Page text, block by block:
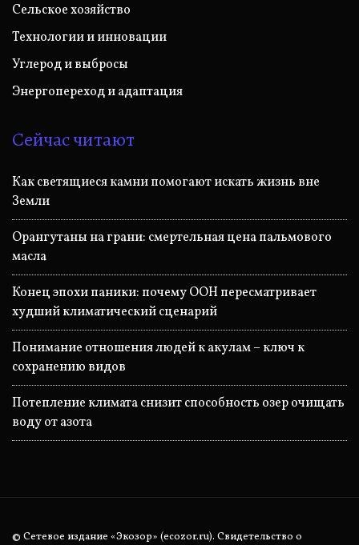
Сельское хозяйство
Технологии и инновации
Углерод и выбросы
Энергопереход и адаптация
Сейчас читают
Как светящиеся камни помогают искать жизнь вне
Земли
Орангутаны на грани: смертельная цена пальмового
масла
Конец эпохи паники: почему ООН пересматривает
худший климатический сценарий
Понимание отношения людей к акулам – ключ к
сохранению видов
Потепление климата снизит способность озер очищать
воду от азота
© Сетевое издание «Экозор» (ecozor.ru). Свидетельство о